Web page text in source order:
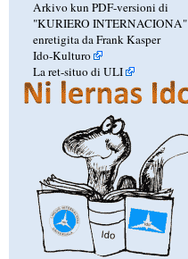
Arkivo kun PDF-versioni di
"KURIERO INTERNACIONA"
enretigita da Frank Kasper
Ido-Kulturo
La ret-situo di ULI